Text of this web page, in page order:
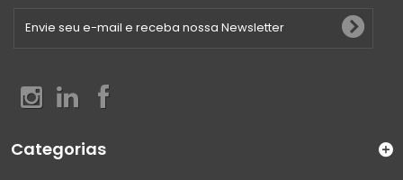
Categorias